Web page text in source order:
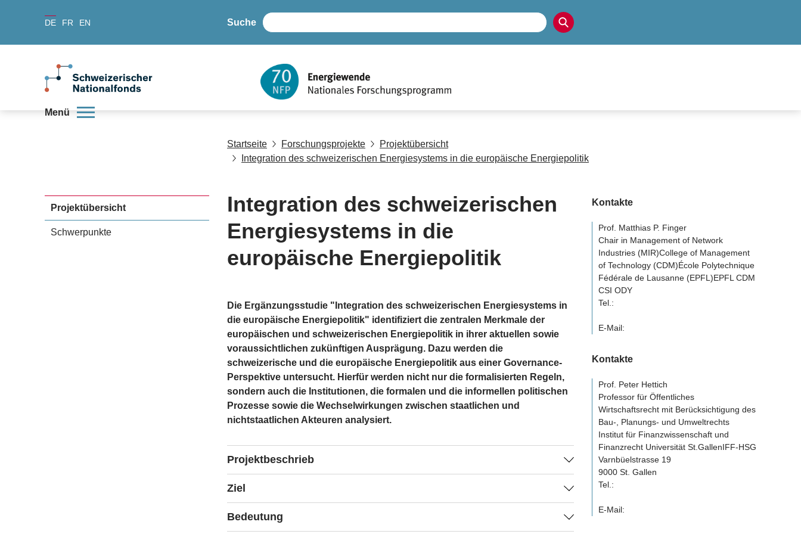
DE FR EN Suche
Menü
Startseite Forschungsprojekte
Projektübersicht
Integration des schweizerischen Energiesystems in die europäische Energiepolitik
Projektübersicht
Schwerpunkte
Integration des schweizerischen
Energiesystems in die
europäische Energiepolitik
Die Ergänzungsstudie "Integration des schweizerischen Energiesystems in
die europäische Energiepolitik" identifiziert die zentralen Merkmale der
europäischen und schweizerischen Energiepolitik in ihrer aktuellen sowie
voraussichtlichen zukünftigen Ausprägung. Dazu werden die
schweizerische und die europäische Energiepolitik aus einer Governance-
Perspektive untersucht. Hierfür werden nicht nur die formalisierten Regeln,
sondern auch die Institutionen, die formalen und die informellen politischen
Prozesse sowie die Wechselwirkungen zwischen staatlichen und
nichtstaatlichen Akteuren analysiert.
Projektbeschrieb
Die Studie untersucht im ersten Teil die Unterschiede und Regelungslücken
zwischen dem europäischen und dem schweizerischen Rechtsrahmen. Dazu
werden sowohl die geltenden Rechtsnormen als auch die von der Europäischen
Kommission vorgelegten Rechtsvorschläge ("Clean Energy for All Europeans"-
Ziel
Die Ergänzungsstudie setzt folgende Schwerpunkte:
Bedeutung
Kontakte
Prof. Matthias P. Finger
Chair in Management of Network
Industries (MIR)College of Management
of Technology (CDM)École Polytechnique
Fédérale de Lausanne (EPFL)EPFL CDM
CSI ODY
Tel.:
E-Mail:
Kontakte
Prof. Peter Hettich
Professor für Öffentliches
Wirtschaftsrecht mit Berücksichtigung des
Bau-, Planungs- und Umweltrechts
Institut für Finanzwissenschaft und
Finanzrecht Universität St.GallenIFF-HSG
Varnbüelstrasse 19
9000 St. Gallen
Tel.:
E-Mail: